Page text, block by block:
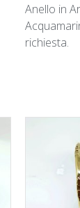
Anello in
richiesta.